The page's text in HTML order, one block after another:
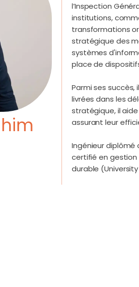
l’Inspection
institutions,
transformations
stratégique des
systèmes
place de
Parmi ses
livrées dans les
stratégique, il
assurant leur
Ingénieur diplômé
certifié en
durable